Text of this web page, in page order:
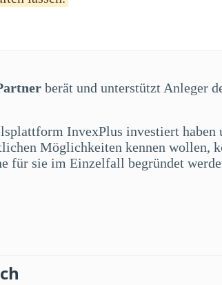
berät und unterstützt Anleger
InvexPlus investiert haben
Möglichkeiten kennen wollen,
für sie im Einzelfall begründet